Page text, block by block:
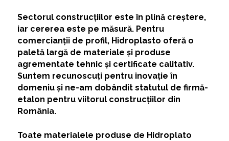
Sectorul construcțiilor este în plină creștere,
iar cererea este pe măsură. Pentru
comercianții de profil, Hidroplasto oferă o
paletă largă de materiale și produse
agrementate tehnic și certificate calitativ.
Suntem recunoscuți pentru inovație în
domeniu și ne-am dobândit statutul de firmă-
etalon pentru viitorul construcțiilor din
România.
Toate materialele produse de Hidroplato